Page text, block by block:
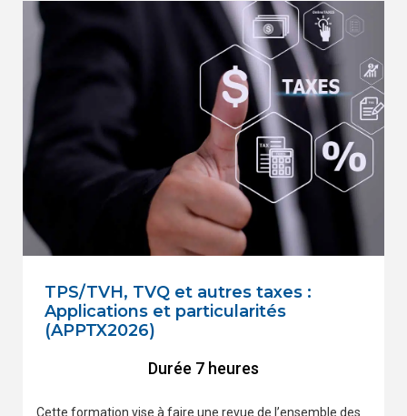
TPS/TVH, TVQ et autres taxes :
Applications et particularités
(APPTX2026)
Durée 7 heures
Cette formation vise à faire une revue de l’ensemble des